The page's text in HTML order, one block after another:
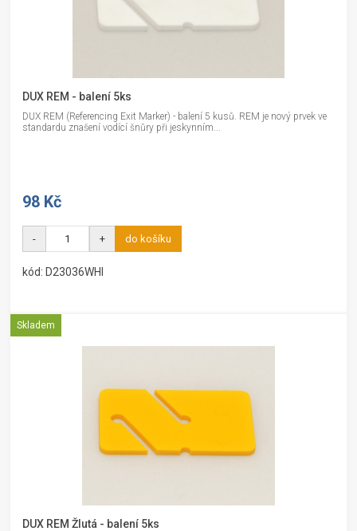
DUX REM - balení 5ks
DUX REM (Referencing Exit Marker) - balení 5 kusů. REM je nový prvek ve
standardu znašení vodící šnůry při jeskynním...
98 Kč
- + do košíku
kód: D23036WHI
Skladem
DUX REM Žlutá - balení 5ks